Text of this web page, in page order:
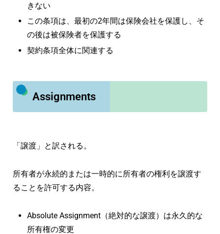
きない
この条項は、最初の2年間は保険会社を保護し、そ
の後は被保険者を保護する
契約条項全体に関連する
Assignments
「譲渡」と訳される。
所有者が永続的または一時的に所有者の権利を譲渡す
ることを許可する内容。
Absolute Assignment（絶対的な譲渡）は永久的な
所有権の変更